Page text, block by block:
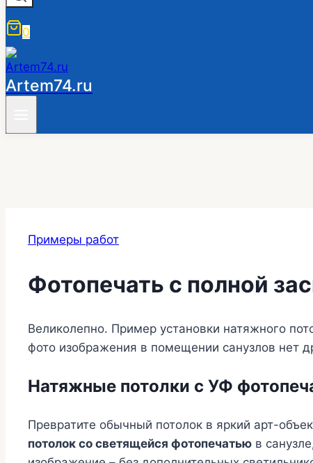
0
Artem74.ru
Примеры работ
Фотопечать с полной
Великолепно. Пример установки натяжного
фото изображения в помещении санузлов нет
Натяжные потолки с УФ
Превратите обычный потолок в яркий арт-
потолок со светящейся фотопечатью в